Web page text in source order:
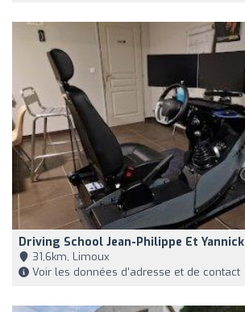
Driving School Jean-Philippe Et Yannick
31,6km, Limoux
Voir les données d'adresse et de contact